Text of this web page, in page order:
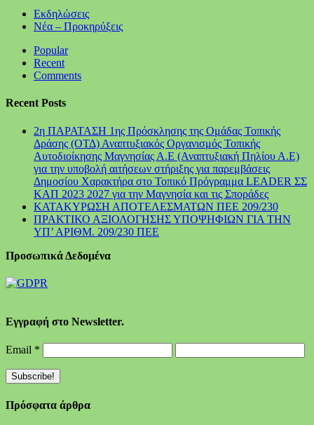
Εκδηλώσεις
Νέα – Προκηρύξεις
Popular
Recent
Comments
Recent Posts
2η ΠΑΡΑΤΑΣΗ 1ης Πρόσκλησης της Ομάδας Τοπικής
Δράσης (ΟΤΔ) Αναπτυξιακός Οργανισμός Τοπικής
Αυτοδιοίκησης Μαγνησίας Α.Ε (Αναπτυξιακή Πηλίου Α.Ε)
για την υποβολή αιτήσεων στήριξης για παρεμβάσεις
Δημοσίου Χαρακτήρα στο Τοπικό Πρόγραμμα LEADER ΣΣ
ΚΑΠ 2023 2027 για την Μαγνησία και τις Σποράδες
ΚΑΤΑΚΥΡΩΣΗ ΑΠΟΤΕΛΕΣΜΑΤΩΝ ΠΕΕ 209/230
ΠΡΑΚΤΙΚΟ ΑΞΙΟΛΟΓΗΣΗΣ ΥΠΟΨΗΦΙΩΝ ΓΙΑ ΤΗΝ
ΥΠ’ ΑΡΙΘΜ. 209/230 ΠΕΕ
Προσωπικά Δεδομένα
Εγγραφή στο Newsletter.
Email *
Πρόσφατα άρθρα